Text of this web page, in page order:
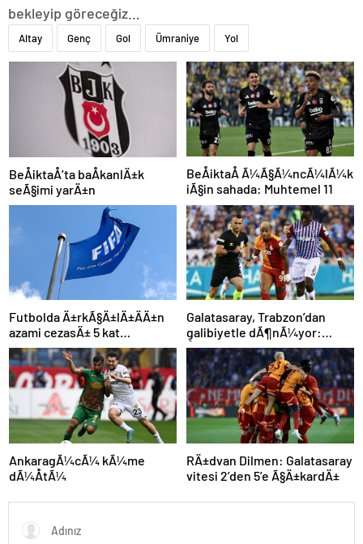
bekleyip göreceğiz…
Altay Genç Gol Ümraniye Yol
BeÅiktaÅ’ta baÅkanlÄ±k
seÃ§imi yarÄ±n
BeÅiktaÅ Ã¼Ã§Ã¼ncÃ¼lÃ¼k
iÃ§in sahada: Muhtemel 11
Futbolda Ä±rkÃ§Ä±lÄ±ÄÄ±n
azami cezasÄ± 5 kat
arttÄ±rÄ±ldÄ±
Galatasaray, Trabzon’dan
galibiyetle dÃ¶nÃ¼yor:
ÅampiyonluÄa 1 puan kaldÄ±!
AnkaragÃ¼cÃ¼ kÃ¼me
dÃ¼ÅtÃ¼
RÄ±dvan Dilmen: Galatasaray
vitesi 2’den 5’e Ã§Ä±kardÄ±